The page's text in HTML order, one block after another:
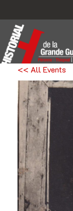
<< All Events